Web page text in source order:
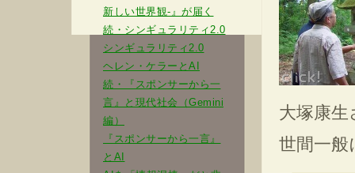
新しい世界観-』が届く
続・シンギュラリティ2.0
シンギュラリティ2.0
ヘレン・ケラーとAI
続・『スポンサーから一
言』と現代社会（Gemini
編）
『スポンサーから一言』
とAI
大塚康
世間一般